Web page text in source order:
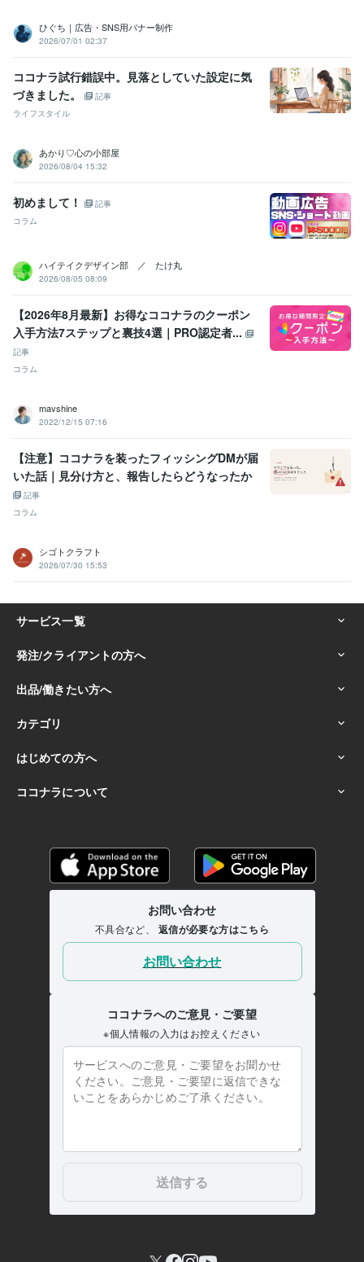
ひぐち｜広告・SNS用バナー制作
2026/07/01 02:37
ココナラ試行錯誤中。見落としていた設定に気
づきました。
記事
ライフスタイル
あかり♡心の小部屋
2026/08/04 15:32
初めまして！
記事
コラム
ハイテイクデザイン部 ／ たけ丸
2026/08/05 08:09
【2026年8月最新】お得なココナラのクーポン
入手方法7ステップと裏技4選｜PRO認定者...
記事
コラム
mavshine
2022/12/15 07:16
【注意】ココナラを装ったフィッシングDMが届
いた話｜見分け方と、報告したらどうなったか
記事
コラム
シゴトクラフト
2026/07/30 15:53